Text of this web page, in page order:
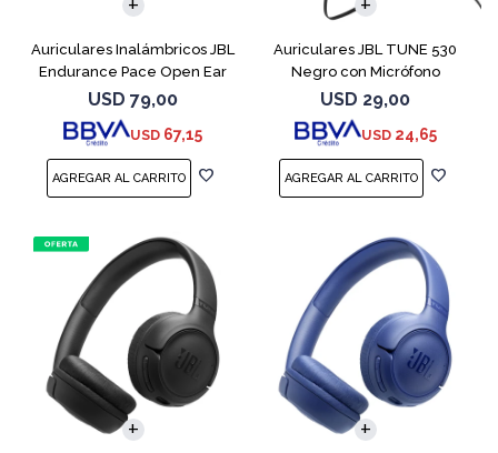
Auriculares Inalámbricos JBL
Endurance Pace Open Ear
Negro
USD 79,00
USD 67,15
Auriculares JBL TUNE 530
Negro con Micrófono
USD 29,00
USD 24,65